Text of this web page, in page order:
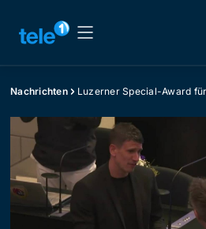
Nachrichten Luzerner Special-Award